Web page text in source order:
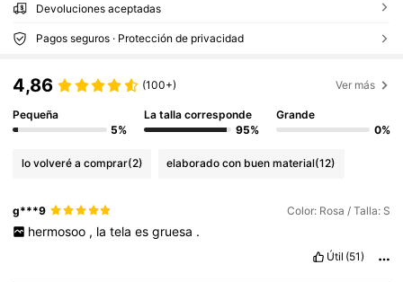
Devoluciones aceptadas
Pagos seguros · Protección de privacidad
4,86 (100+) Ver más
Pequeña
5%
La talla corresponde
95%
Grande
0%
lo volveré a comprar(2) elaborado con buen material(12)
g***9 Color: Rosa / Talla: S
hermosoo , la tela es gruesa .
Útil (51)